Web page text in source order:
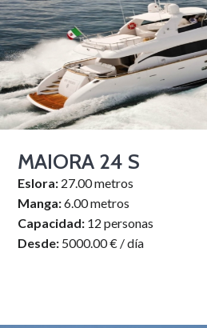
MAIORA 24 S
Eslora: 27.00 metros
Manga:6.00 metros
Capacidad: 12 personas
Desde: 5000.00 € / día